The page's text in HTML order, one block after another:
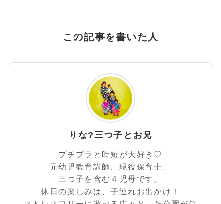
この記事を書いた人
りな?️三つ子とお兄
プチプラと時短が大好き♡
元幼児教育講師、現役保育士。
三つ子を含む４児母です。
休日の楽しみは、子連れお出かけ！